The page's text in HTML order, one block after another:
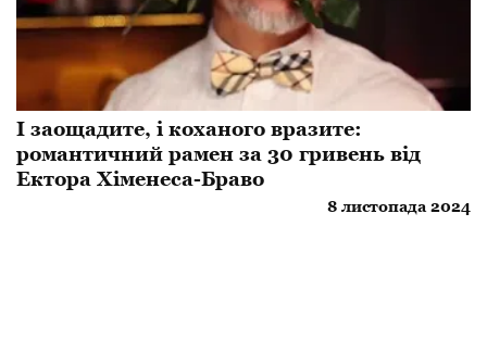
І заощадите, і коханого вразите:
романтичний рамен за 30 гривень від
Ектора Хіменеса-Браво
8 листопада 2024